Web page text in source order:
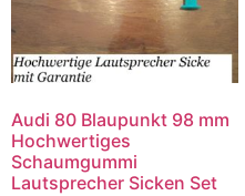
Audi 80 Blaupunkt 98 mm
Hochwertiges
Schaumgummi
Lautsprecher Sicken Set